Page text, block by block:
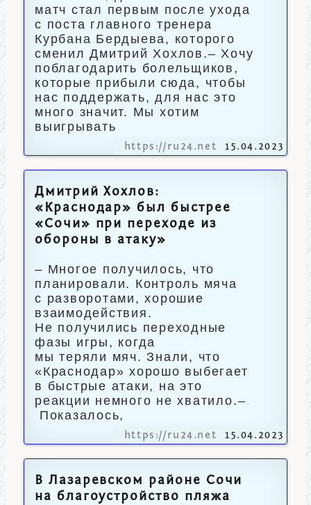
матч стал первым после ухода
с поста главного тренера
Курбана Бердыева, которого
сменил Дмитрий Хохлов.– Хочу
поблагодарить болельщиков,
которые прибыли сюда, чтобы
нас поддержать, для нас это
много значит. Мы хотим
выигрывать
https://ru24.net 15.04.2023
Дмитрий Хохлов:
«Краснодар» был быстрее
«Сочи» при переходе из
обороны в атаку»
– Многое получилось, что
планировали. Контроль мяча
с разворотами, хорошие
взаимодействия.
Не получились переходные
фазы игры, когда
мы теряли мяч. Знали, что
«Краснодар» хорошо выбегает
в быстрые атаки, на это
реакции немного не хватило.–
Показалось,
https://ru24.net 15.04.2023
В Лазаревском районе Сочи
на благоустройство пляжа